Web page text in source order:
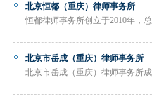
北京恒都（重庆）律师事务所
恒都律师事务所创立于2010年，
北京市岳成（重庆）律师事务所
北京市岳成（重庆）律师事务所